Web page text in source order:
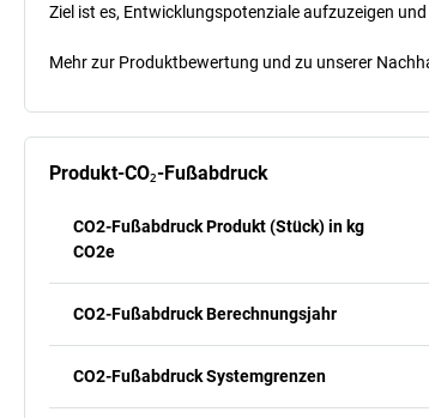
Ziel ist es, Entwicklungspotenziale aufzuzeigen
Mehr zur Produktbewertung und zu unserer
Produkt-CO₂-Fußabdruck
CO2-Fußabdruck Produkt (Stück) in kg
CO2e
CO2-Fußabdruck Berechnungsjahr
CO2-Fußabdruck Systemgrenzen